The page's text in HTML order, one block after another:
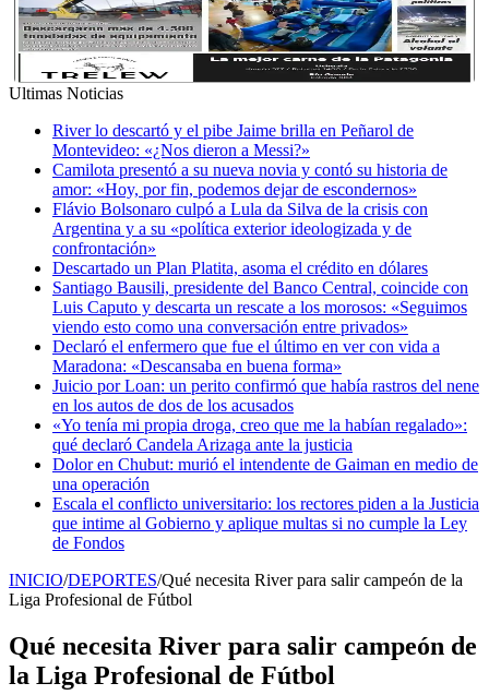
Ultimas Noticias
River lo descartó y el pibe Jaime brilla en Peñarol de
Montevideo: «¿Nos dieron a Messi?»
Camilota presentó a su nueva novia y contó su historia de
amor: «Hoy, por fin, podemos dejar de escondernos»
Flávio Bolsonaro culpó a Lula da Silva de la crisis con
Argentina y a su «política exterior ideologizada y de
confrontación»
Descartado un Plan Platita, asoma el crédito en dólares
Santiago Bausili, presidente del Banco Central, coincide con
Luis Caputo y descarta un rescate a los morosos: «Seguimos
viendo esto como una conversación entre privados»
Declaró el enfermero que fue el último en ver con vida a
Maradona: «Descansaba en buena forma»
Juicio por Loan: un perito confirmó que había rastros del nene
en los autos de dos de los acusados
«Yo tenía mi propia droga, creo que me la habían regalado»:
qué declaró Candela Arizaga ante la justicia
Dolor en Chubut: murió el intendente de Gaiman en medio de
una operación
Escala el conflicto universitario: los rectores piden a la Justicia
que intime al Gobierno y aplique multas si no cumple la Ley
de Fondos
INICIO/DEPORTES/Qué necesita River para salir campeón de la
Liga Profesional de Fútbol
Qué necesita River para salir campeón de
la Liga Profesional de Fútbol